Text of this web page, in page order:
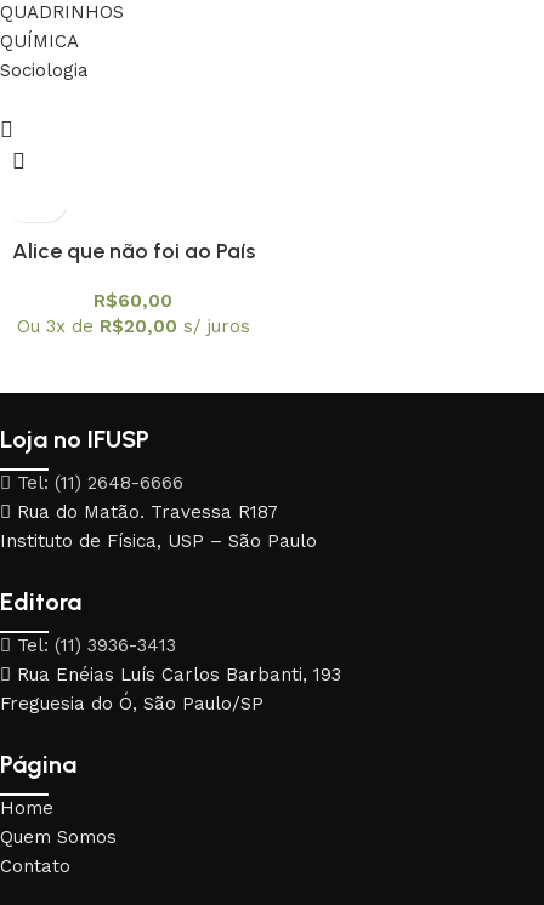
QUADRINHOS
QUÍMICA
Sociologia
Alice que não foi ao País
para Ler ficção na Escola
R$60,00
Ou 3x de R$20,00 s/ juros
Loja no IFUSP
Tel: (11) 2648-6666
Rua do Matão. Travessa R187
Instituto de Física, USP – São Paulo
Editora
Tel: (11) 3936-3413
Rua Enéias Luís Carlos Barbanti, 193
Freguesia do Ó, São Paulo/SP
Página
Home
Quem Somos
Contato